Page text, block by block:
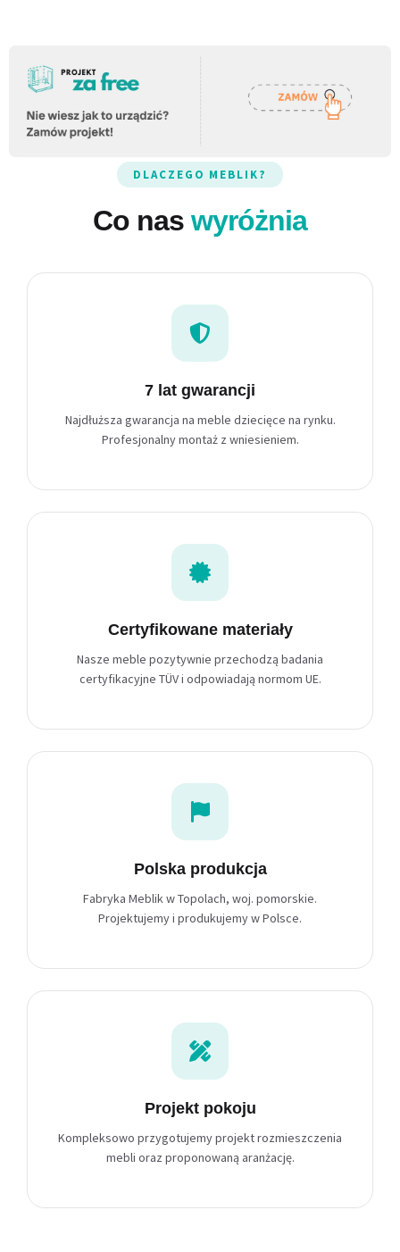
MEGA Łóżka
Elegancja spotyka funkcjonalność.
DLACZEGO MEBLIK?
Co nas wyróżnia
7 lat gwarancji
Najdłuższa gwarancja na meble dziecięce na rynku.
Profesjonalny montaż z wniesieniem.
Certyfikowane materiały
Nasze meble pozytywnie przechodzą badania
certyfikacyjne TÜV i odpowiadają normom UE.
Polska produkcja
Fabryka Meblik w Topolach, woj. pomorskie.
Projektujemy i produkujemy w Polsce.
Projekt pokoju
Kompleksowo przygotujemy projekt rozmieszczenia
mebli oraz proponowaną aranżację.